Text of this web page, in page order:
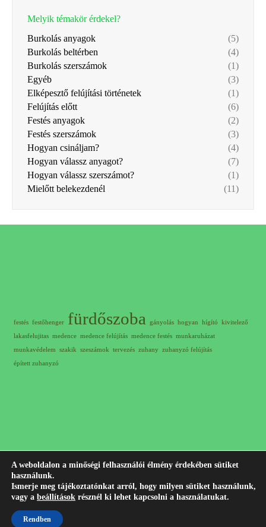
Melyik témakör érdekel?
Burkolás anyagok
(5)
Burkolás beltérben
(4)
Burkolás szerszámok
(1)
Egyéb
(3)
Elképesztő felújítási történetek
(1)
Felújítás előtt
(6)
Festés anyagok
(2)
Festés szerszámok
(3)
Hogyan csináljam?
(4)
Hogyan válassz anyagot?
(7)
Hogyan válassz szerszámot?
(1)
Mielőtt belekezdenél
(11)
festés festőhenger fürdőszoba gányolás hogyan hígító kivitelező
lakasfelujitas medence medence felújítás medence festés munkaruházat
munkavédelem szakik szeszámok tervezés zuhany zuhanyzó felújítás
épített zuhanyzó
© 2012-2023 Minden jog fenntartva! |+36 30 311 7407 Írj
nekem emailt!
Jogi nyilatkozat
A weboldalon a minőségi felhasználói élmény érdekében sütiket
használunk.
Ismerje meg tájékoztatónkat arról, hogy milyen sütiket használunk,
vagy a beállítások résznél ki lehet kapcsolni a használatukat.
Rendben